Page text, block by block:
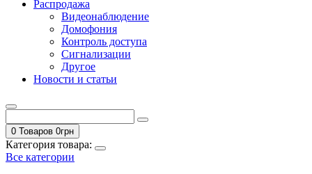
Распродажа
Видеонаблюдение
Домофония
Контроль доступа
Сигнализации
Другое
Новости и статьи
0 Товаров 0грн
Категория товара:
Все категории